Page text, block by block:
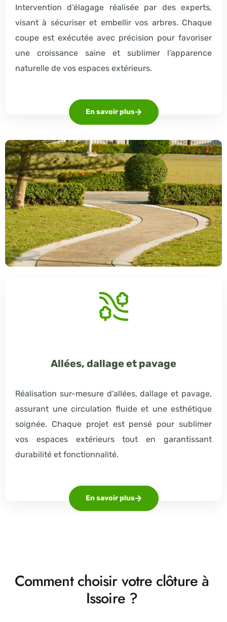
Intervention d’élagage réalisée par des experts,
visant à sécuriser et embellir vos arbres. Chaque
coupe est exécutée avec précision pour favoriser
une croissance saine et sublimer l’apparence
naturelle de vos espaces extérieurs.
En savoir plus
Allées, dallage et pavage
Réalisation sur-mesure d’allées, dallage et pavage,
assurant une circulation fluide et une esthétique
soignée. Chaque projet est pensé pour sublimer
vos espaces extérieurs tout en garantissant
durabilité et fonctionnalité.
En savoir plus
Comment choisir votre clôture à
Issoire ?